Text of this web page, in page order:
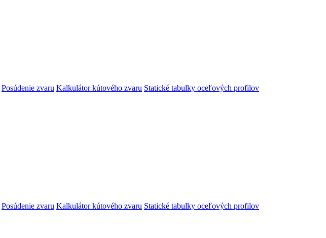
Posúdenie zvaru Kalkulátor kútového zvaru Statické tabulky oceľových profilov
Posúdenie zvaru Kalkulátor kútového zvaru Statické tabulky oceľových profilov